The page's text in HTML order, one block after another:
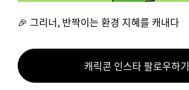
🎉 그리너, 반짝이는 환경 지혜를 캐내다
캐릭콘 인스타 팔로우하기